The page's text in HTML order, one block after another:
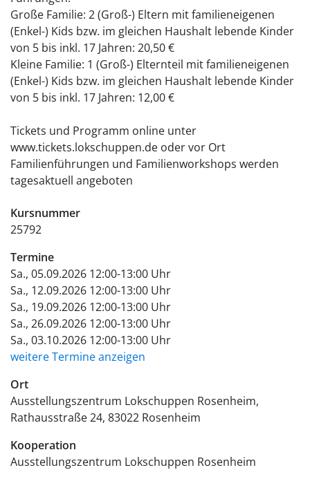
Große Familie: 2 (Groß-) Eltern mit familieneigenen
(Enkel-) Kids bzw. im gleichen Haushalt lebende Kinder
von 5 bis inkl. 17 Jahren: 20,50 €
Kleine Familie: 1 (Groß-) Elternteil mit familieneigenen
(Enkel-) Kids bzw. im gleichen Haushalt lebende Kinder
von 5 bis inkl. 17 Jahren: 12,00 €
Tickets und Programm online unter
www.tickets.lokschuppen.de oder vor Ort
Familienführungen und Familienworkshops werden
tagesaktuell angeboten
Kursnummer
25792
Termine
Sa., 05.09.2026 12:00-13:00 Uhr
Sa., 12.09.2026 12:00-13:00 Uhr
Sa., 19.09.2026 12:00-13:00 Uhr
Sa., 26.09.2026 12:00-13:00 Uhr
Sa., 03.10.2026 12:00-13:00 Uhr
weitere Termine anzeigen
Ort
Ausstellungszentrum Lokschuppen Rosenheim
Rathausstraße 24 83022 Rosenheim
Kooperation
Ausstellungszentrum Lokschuppen Rosenheim